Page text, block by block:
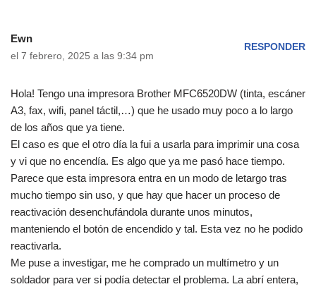
Ewn
el 7 febrero, 2025 a las 9:34 pm
RESPONDER
Hola! Tengo una impresora Brother MFC6520DW (tinta, escáner
A3, fax, wifi, panel táctil,…) que he usado muy poco a lo largo
de los años que ya tiene.
El caso es que el otro día la fui a usarla para imprimir una cosa
y vi que no encendía. Es algo que ya me pasó hace tiempo.
Parece que esta impresora entra en un modo de letargo tras
mucho tiempo sin uso, y que hay que hacer un proceso de
reactivación desenchufándola durante unos minutos,
manteniendo el botón de encendido y tal. Esta vez no he podido
reactivarla.
Me puse a investigar, me he comprado un multímetro y un
soldador para ver si podía detectar el problema. La abrí entera,